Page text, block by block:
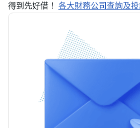
得到先好借！ 各大財務公司查詢及